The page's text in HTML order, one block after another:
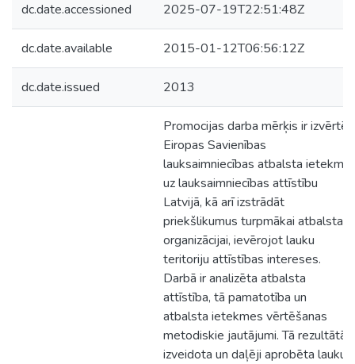
dc.date.accessioned 2025-07-19T22:51:48Z
dc.date.available 2015-01-12T06:56:12Z
dc.date.issued 2013
Promocijas darba mērķis ir izvērtēt
Eiropas Savienības
lauksaimniecības atbalsta ietekmi
uz lauksaimniecības attīstību
Latvijā, kā arī izstrādāt
priekšlikumus turpmākai atbalsta
organizācijai, ievērojot lauku
teritoriju attīstības intereses.
Darbā ir analizēta atbalsta
attīstība, tā pamatotība un
atbalsta ietekmes vērtēšanas
metodiskie jautājumi. Tā rezultātā
izveidota un daļēji aprobēta lauku